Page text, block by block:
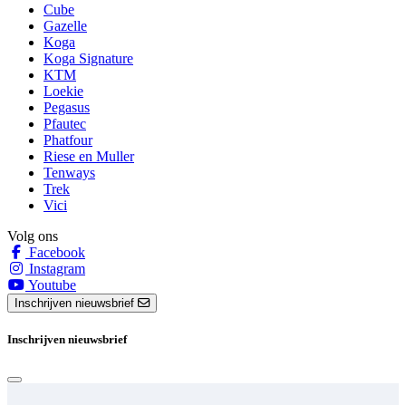
Cube
Gazelle
Koga
Koga Signature
KTM
Loekie
Pegasus
Pfautec
Phatfour
Riese en Muller
Tenways
Trek
Vici
Volg ons
Facebook
Instagram
Youtube
Inschrijven nieuwsbrief
Inschrijven nieuwsbrief